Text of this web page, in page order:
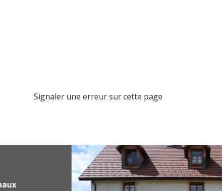
Signaler une erreur sur cette page